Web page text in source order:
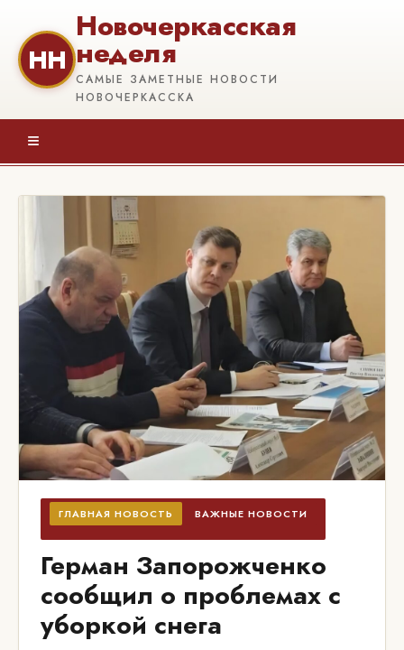
НН
Новочеркасская
неделя
САМЫЕ ЗАМЕТНЫЕ НОВОСТИ
НОВОЧЕРКАССКА
≡
ГЛАВНАЯ НОВОСТЬ ВАЖНЫЕ НОВОСТИ
Герман Запорожченко
сообщил о проблемах с
уборкой снега